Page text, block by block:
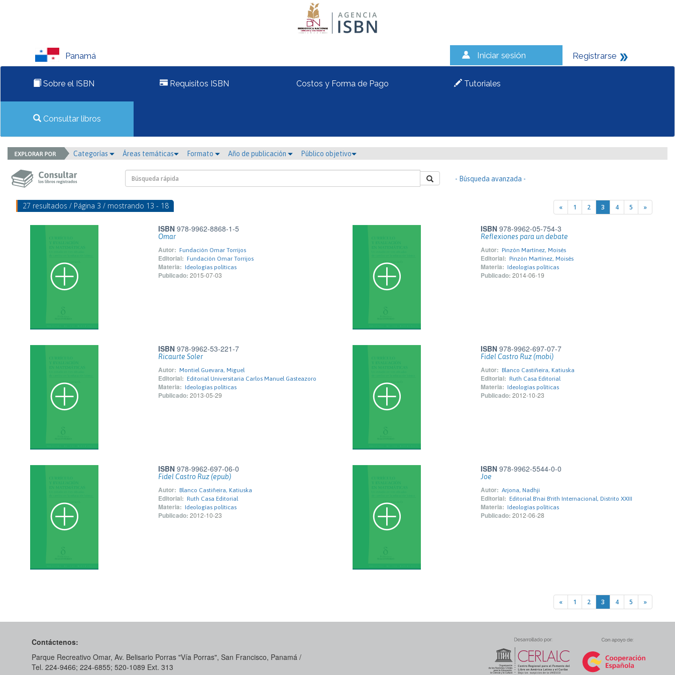
Panamá Iniciar sesión Registrarse
Sobre el ISBN Requisitos ISBN Costos y Forma de Pago Tutoriales
Consultar libros
Categorías Áreas temáticas Formato Año de publicación Público objetivo
- Búsqueda avanzada -
27 resultados / Página 3 / mostrando 13 - 18 « 1 2 3 4 5 »
ISBN 978-9962-8868-1-5
Omar
Autor: Fundación Omar Torrijos
Editorial: Fundación Omar Torrijos
Materia: Ideologías políticas
Publicado: 2015-07-03
ISBN 978-9962-05-754-3
Reflexiones para un debate
Autor: Pinzón Martínez, Moisés
Editorial: Pinzón Martínez, Moisés
Materia: Ideologías políticas
Publicado: 2014-06-19
ISBN 978-9962-53-221-7
Ricaurte Soler
Autor: Montiel Guevara, Miguel
Editorial: Editorial Universitaria Carlos Manuel Gasteazoro
Materia: Ideologías políticas
Publicado: 2013-05-29
ISBN 978-9962-697-07-7
Fidel Castro Ruz (mobi)
Autor: Blanco Castiñeira, Katiuska
Editorial: Ruth Casa Editorial
Materia: Ideologías políticas
Publicado: 2012-10-23
ISBN 978-9962-697-06-0
Fidel Castro Ruz (epub)
Autor: Blanco Castiñeira, Katiuska
Editorial: Ruth Casa Editorial
Materia: Ideologías políticas
Publicado: 2012-10-23
ISBN 978-9962-5544-0-0
Joe
Autor: Arjona, Nadhji
Editorial: Editorial B'nai B'rith Internacional, Distrito XXIII
Materia: Ideologías políticas
Publicado: 2012-06-28
« 1 2 3 4 5 »
Contáctenos:
Parque Recreativo Omar, Av. Belisario Porras "Vía Porras", San Francisco, Panamá /
Tel. 224-9466; 224-6855; 520-1089​ Ext. 313